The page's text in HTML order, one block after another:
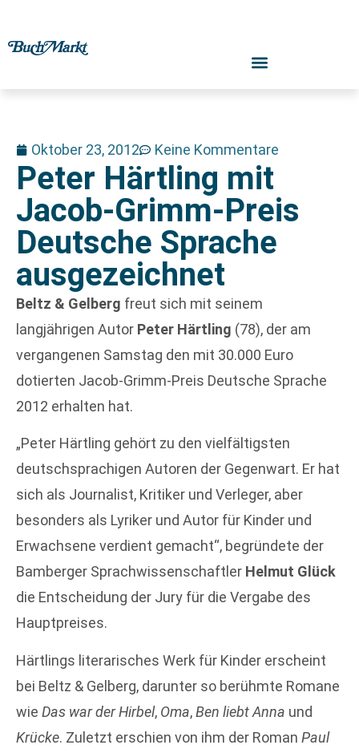
Oktober 23, 2012 Keine Kommentare
Peter Härtling mit
Jacob-Grimm-Preis
Deutsche Sprache
ausgezeichnet
Beltz & Gelberg freut sich mit seinem
langjährigen Autor Peter Härtling (78), der am
vergangenen Samstag den mit 30.000 Euro
dotierten Jacob-Grimm-Preis Deutsche Sprache
2012 erhalten hat.
„Peter Härtling gehört zu den vielfältigsten
deutschsprachigen Autoren der Gegenwart. Er hat
sich als Journalist, Kritiker und Verleger, aber
besonders als Lyriker und Autor für Kinder und
Erwachsene verdient gemacht“, begründete der
Bamberger Sprachwissenschaftler Helmut Glück
die Entscheidung der Jury für die Vergabe des
Hauptpreises.
Härtlings literarisches Werk für Kinder erscheint
bei Beltz & Gelberg, darunter so berühmte Romane
wie Das war der Hirbel, Oma,Ben liebt Anna und
Krücke. Zuletzt erschien von ihm der Roman Paul